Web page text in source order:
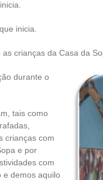
inicia.
crianças da Casa da
durante o
tais como
crianças com
e por
com
e demos aquilo